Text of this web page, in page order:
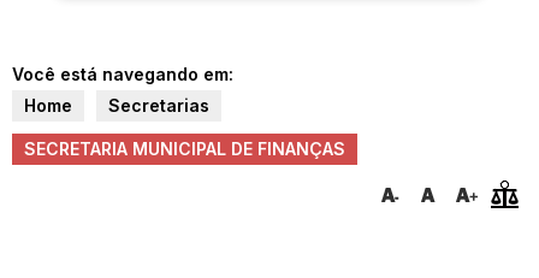
Você está navegando em:
Home
Secretarias
SECRETARIA MUNICIPAL DE FINANÇAS